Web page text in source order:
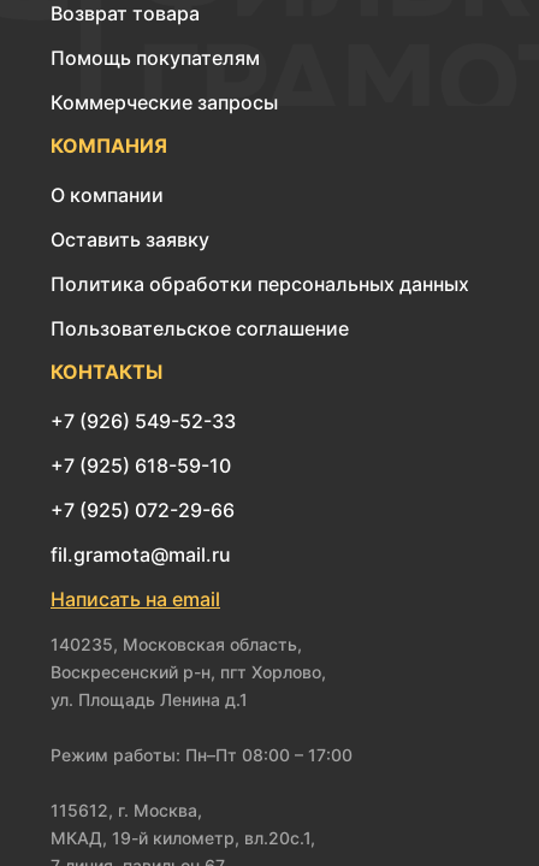
Возврат товара
Помощь покупателям
Коммерческие запросы
КОМПАНИЯ
О компании
Оставить заявку
Политика обработки персональных данных
Пользовательское соглашение
КОНТАКТЫ
+7 (926) 549-52-33
+7 (925) 618-59-10
+7 (925) 072-29-66
fil.gramota@mail.ru
Написать на email
140235, Московская область,
Воскресенский р-н, пгт Хорлово,
ул. Площадь Ленина д.1
Режим работы: Пн–Пт 08:00 – 17:00
115612, г. Москва,
МКАД, 19-й километр, вл.20с.1,